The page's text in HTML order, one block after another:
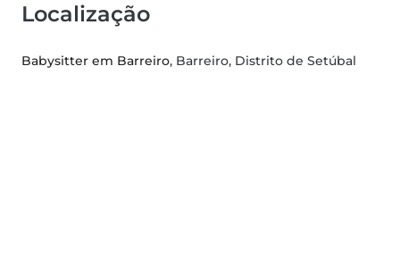
Localização
Babysitter em Barreiro, Barreiro, Distrito de Setúbal